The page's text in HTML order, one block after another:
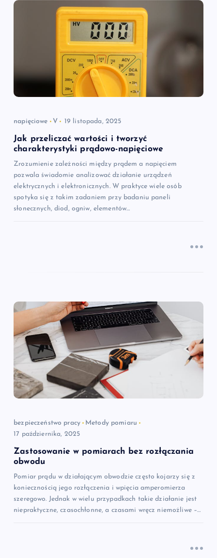
p
s
u
napięciowe V 19 listopada, 2025
Jak przeliczać wartości i tworzyć
charakterystyki prądowo-napięciowe
Zrozumienie zależności między prądem a napięciem
pozwala świadomie analizować działanie urządzeń
elektrycznych i elektronicznych. W praktyce wiele osób
spotyka się z takim zadaniem przy badaniu paneli
słonecznych, diod, ogniw, elementów…
bezpieczeństwo pracy
Metody pomiaru
17 października, 2025
Zastosowanie w pomiarach bez rozłączania
obwodu
Pomiar prądu w działającym obwodzie często kojarzy się z
koniecznością jego rozłączenia i wpięcia amperomierza
szeregowo. Jednak w wielu przypadkach takie działanie jest
niepraktyczne, czasochłonne, a czasami wręcz niemożliwe –…